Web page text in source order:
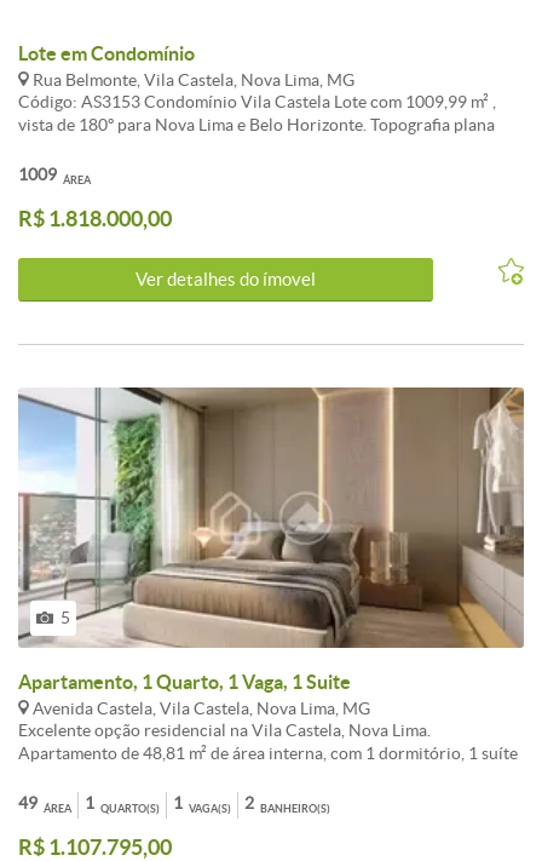
Lote em Condomínio
Rua Belmonte, Vila Castela, Nova Lima, MG
Código: AS3153 Condomínio Vila Castela Lote com 1009,99 m² ,
vista de 180º para Nova Lima e Belo Horizonte. Topografia plana
Condomínio. Rua apenas com transito local. Um dos melhores lotes
horário comercial - 3889 0288 ** Deixe seu numero de telefone que
- Porteiro físico
ÁREA
1009
R$ 1.818.000,00
Ver detalhes do ímovel
5
Apartamento, 1 Quarto, 1 Vaga, 1 Suite
Avenida Castela, Vila Castela, Nova Lima, MG
Excelente opção residencial na Vila Castela, Nova Lima.
Apartamento de 48,81 m² de área interna, com 1 dormitório, 1 suíte
empreendimento, com infraestrutura completa: elevadores, fachada
moderna em porcelanato e acabamento de alta qualidade.
Segurança 24h, alarme, cerca elétrica e monitoramento por
ÁREA
49 QUARTO(S)
1 VAGA(S)
1 BANHEIRO(S)
2
R$ 1.107.795,00